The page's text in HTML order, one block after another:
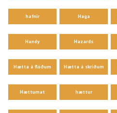
hafnir Haga
Handy Hazards
Hætta á flóðum Hætta á skriðum
Hættumat hættur